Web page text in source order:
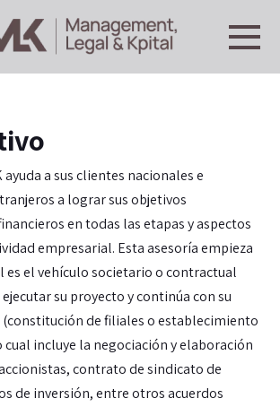
ayuda a sus clientes nacionales e
a lograr sus objetivos
en todas las etapas y aspectos
empresarial. Esta asesoría empieza
es el vehículo societario o contractual
su proyecto y continúa con su
de filiales o establecimiento
cual incluye la negociación y elaboración
contrato de sindicato de
de inversión, entre otros acuerdos